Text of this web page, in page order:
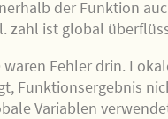
der Funktion
zahl ist global
Fehler drin.
Funktionsergebnis
Variablen